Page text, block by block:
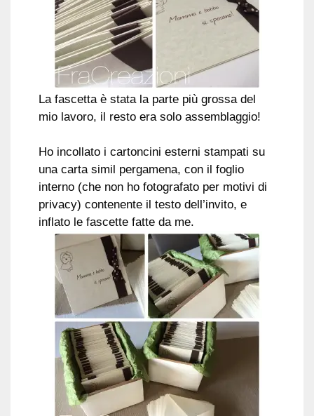
La fascetta è stata la parte più grossa del
mio lavoro, il resto era solo assemblaggio!
Ho incollato i cartoncini esterni stampati su
una carta simil pergamena, con il foglio
interno (che non ho fotografato per motivi di
privacy) contenente il testo dell’invito, e
inflato le fascette fatte da me.